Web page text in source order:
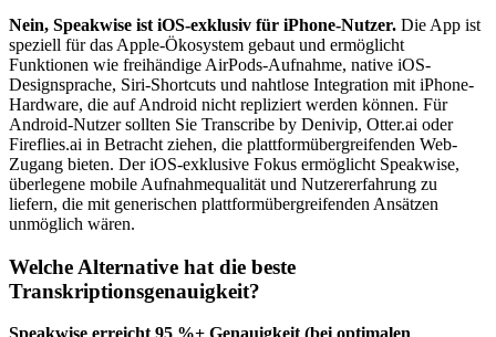
Nein, Speakwise ist iOS-exklusiv für iPhone-Nutzer. Die App ist
speziell für das Apple-Ökosystem gebaut und ermöglicht
Funktionen wie freihändige AirPods-Aufnahme, native iOS-
Designsprache, Siri-Shortcuts und nahtlose Integration mit iPhone-
Hardware, die auf Android nicht repliziert werden können. Für
Android-Nutzer sollten Sie Transcribe by Denivip, Otter.ai oder
Fireflies.ai in Betracht ziehen, die plattformübergreifenden Web-
Zugang bieten. Der iOS-exklusive Fokus ermöglicht Speakwise,
überlegene mobile Aufnahmequalität und Nutzererfahrung zu
liefern, die mit generischen plattformübergreifenden Ansätzen
unmöglich wären.
Welche Alternative hat die beste
Transkriptionsgenauigkeit?